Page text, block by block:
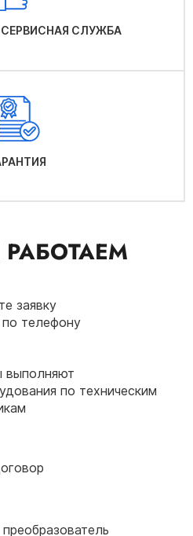
СЛУЖБА
заявку
телефону
выполняют
по техническим